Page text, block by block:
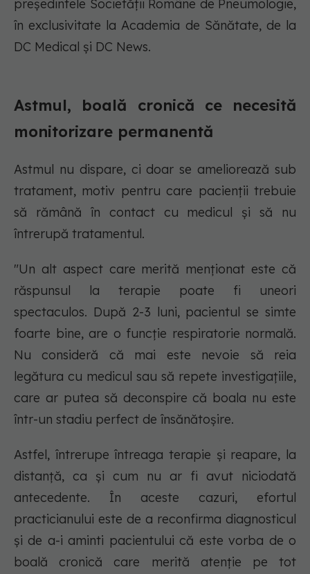
președintele Societății Române de Pneumologie,
în exclusivitate la Academia de Sănătate, de la
DC Medical și DC News.
Astmul, boală cronică ce necesită
monitorizare permanentă
Astmul nu dispare, ci doar se ameliorează sub
tratament, motiv pentru care pacienții trebuie
să rămână în contact cu medicul și să nu
întrerupă tratamentul.
"Un alt aspect care merită menționat este că
răspunsul la terapie poate fi uneori
spectaculos. După 2-3 luni, pacientul se simte
foarte bine, are o funcție respiratorie normală.
Nu consideră că mai este nevoie să reia
legătura cu medicul sau să repete investigațiile,
care ar putea să deconspire că boala nu este
într-un stadiu perfect de însănătoșire.
Astfel, întrerupe întreaga terapie și reapare, la
distanță, ca și cum nu ar fi avut niciodată
antecedente. În aceste cazuri, efortul
practicianului este de a reconfirma diagnosticul
și de a-i aminti pacientului că este vorba de o
boală cronică care merită atenție pe tot